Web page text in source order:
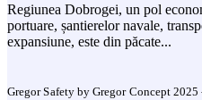
Regiunea Dobrogei, un pol
portuare, șantierelor navale,
expansiune, este din păcate...
Gregor Safety by Gregor Concept